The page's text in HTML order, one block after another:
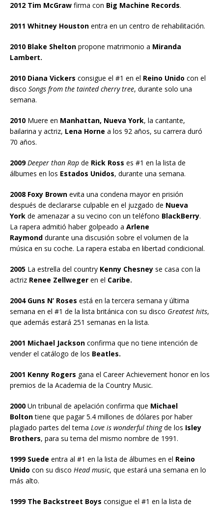
2012 Tim McGraw firma con Big Machine Records.
2011 Whitney Houston entra en un centro de rehabilitación.
2010 Blake Shelton propone matrimonio a Miranda
Lambert.
2010 Diana Vickers consigue el #1 en el Reino Unido con el
disco Songs from the tainted cherry tree, durante solo una
semana.
2010 Muere en Manhattan, Nueva York, la cantante,
bailarina y actriz, Lena Horne a los 92 años, su carrera duró
70 años.
2009 Deeper than Rap de Rick Ross es #1 en la lista de
álbumes en los Estados Unidos, durante una semana.
2008 Foxy Brown evita una condena mayor en prisión
después de declararse culpable en el juzgado de Nueva
York de amenazar a su vecino con un teléfono BlackBerry.
La rapera admitió haber golpeado a Arlene
Raymond durante una discusión sobre el volumen de la
música en su coche. La rapera estaba en libertad condicional.
2005 La estrella del country Kenny Chesney se casa con la
actriz Renee Zellweger en el Caribe.
2004 Guns N’ Roses está en la tercera semana y última
semana en el #1 de la lista británica con su disco Greatest hits,
que además estará 251 semanas en la lista.
2001 Michael Jackson confirma que no tiene intención de
vender el catálogo de los Beatles.
2001 Kenny Rogers gana el Career Achievement honor en los
premios de la Academia de la Country Music.
2000 Un tribunal de apelación confirma que Michael
Boltontiene que pagar 5.4 millones de dólares por haber
plagiado partes del tema Love is wonderful thingde los Isley
Brothers, para su tema del mismo nombre de 1991.
1999 Suede entra al #1 en la lista de álbumes en el Reino
Unido con su disco Head music, que estará una semana en lo
más alto.
1999 The Backstreet Boys consigue el #1 en la lista de